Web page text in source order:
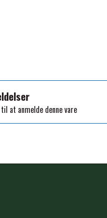
PREMIER EQUINE INSEKTBESKYTTELSE
at anmelde denne vare